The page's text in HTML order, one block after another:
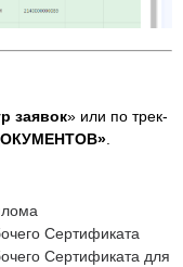
заявок» или по трек-
Сертификата
Сертификата для